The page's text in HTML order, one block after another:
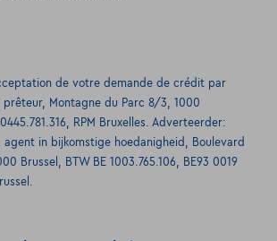
de votre demande de crédit par
Montagne du Parc 8/3, 1000
0445.781.316, RPM Bruxelles. Adverteerder:
agent in bijkomstige hoedanigheid, Boulevard
Brussel, BTW BE 1003.765.106, BE93 0019